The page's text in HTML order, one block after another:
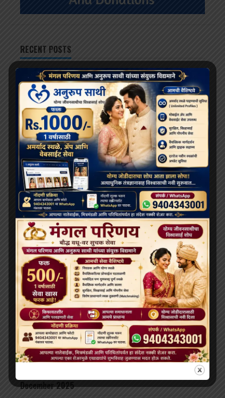
RECENT POSTS
दलाई लामा 91 साल के हो गए हैं; भारत और चीन के बीच बौद्ध धर्म
के भविष्य को लेकर खींचतान चल रही है
भव्य बौद्ध धम्म जुलूस बोमडिला में प्रवेश करता है
‘विकसित भारत 2047’ के लिए बौद्ध मूल्य और आधुनिक विज्ञान
अहम: हिमाचल के राज्यपाल
थाईलैंड के महामहिम राजा ने सड़क दुर्घटना में घायल भिक्षुओं की
देखभाल की जिम्मेदारी ली, शाही संरक्षण में होगा उपचार
दलाई लामा लद्दाख लौटे, भारत के हिमालयी बौद्ध संबंधों को और
मज़बूत किया
ARCHIVES
July 2026
June 2026
May 2026
April 2026
February 2026
January 2026
December 2025